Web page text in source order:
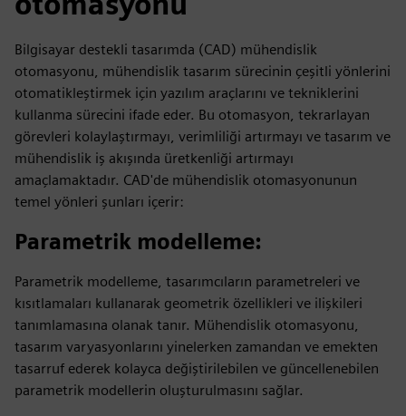
Bilgisayar destekli tasarımda (CAD) mühendislik
otomasyonu, mühendislik tasarım sürecinin çeşitli yönlerini
otomatikleştirmek için yazılım araçlarını ve tekniklerini
kullanma sürecini ifade eder. Bu otomasyon, tekrarlayan
görevleri kolaylaştırmayı, verimliliği artırmayı ve tasarım ve
mühendislik iş akışında üretkenliği artırmayı
amaçlamaktadır. CAD'de mühendislik otomasyonunun
temel yönleri şunları içerir:
Parametrik modelleme:
Parametrik modelleme, tasarımcıların parametreleri ve
kısıtlamaları kullanarak geometrik özellikleri ve ilişkileri
tanımlamasına olanak tanır. Mühendislik otomasyonu,
tasarım varyasyonlarını yinelerken zamandan ve emekten
tasarruf ederek kolayca değiştirilebilen ve güncellenebilen
parametrik modellerin oluşturulmasını sağlar.